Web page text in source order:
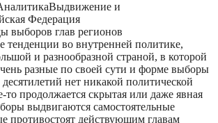
Выдвижение и
Федерация
выборов глав регионов
тенденции во внутренней политике,
и разнообразной страной, в которой
разные по своей сути и форме выборы
нет никакой политической
то продолжается скрытая или даже явная
выдвигаются самостоятельные
противостоят действующим главам